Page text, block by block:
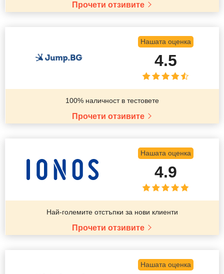
Прочети отзивите
Нашата оценка
4.5
100% наличност в тестовете
Прочети отзивите
Нашата оценка
4.9
Най-големите отстъпки за нови клиенти
Прочети отзивите
Нашата оценка